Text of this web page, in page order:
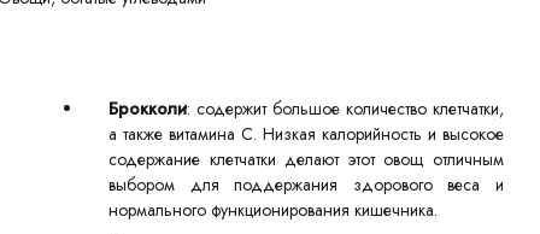
Брокколи: содержит большое количество клетчатки,
а также витамина C. Низкая калорийность и высокое
содержание клетчатки делают этот овощ отличным
выбором для поддержания здорового веса и
нормального функционирования кишечника.